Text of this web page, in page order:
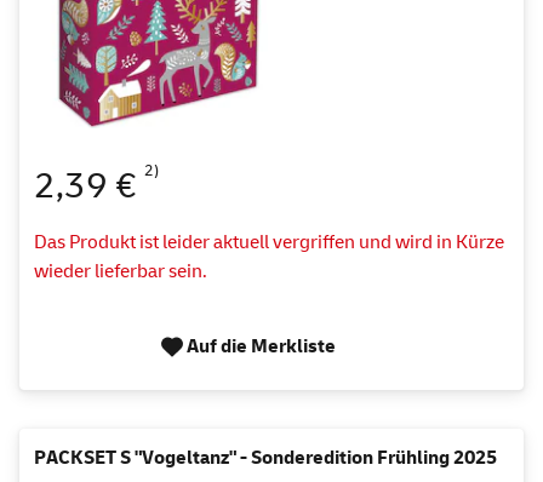
2,39 € 2)
Das Produkt ist leider aktuell vergriffen und wird in Kürze
wieder lieferbar sein.
Auf die Merkliste
PACKSET S "Vogeltanz" - Sonderedition Frühling 2025